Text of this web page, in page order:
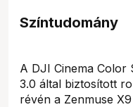
Színtudomány
A DJI Cinema Color
3.0 által biztosított
révén a Zenmuse